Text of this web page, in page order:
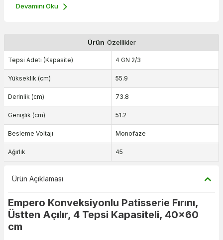
Devamını Oku
Ürün Özellikler
Tepsi Adeti (Kapasite) 4 GN 2/3
Yükseklik (cm) 55.9
Derinlik (cm) 73.8
Genişlik (cm) 51.2
Besleme Voltajı Monofaze
Ağırlık 45
Ürün Açıklaması
Empero Konveksiyonlu Patisserie Fırını,
Üstten Açılır, 4 Tepsi Kapasiteli, 40x60
cm